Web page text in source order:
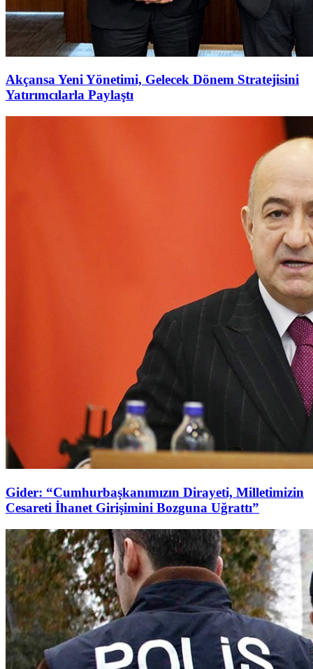
Akçansa Yeni Yönetimi, Gelecek Dönem Stratejisini
Yatırımcılarla Paylaştı
Gider: “Cumhurbaşkanımızın Dirayeti, Milletimizin
Cesareti İhanet Girişimini Bozguna Uğrattı”